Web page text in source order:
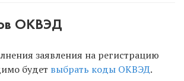
ОКВЭД
заявления на регистрацию
будет выбрать коды ОКВЭД.